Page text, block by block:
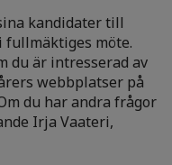
kandidater till
fullmäktiges möte.
du är intresserad av
webbplatser på
du har andra frågor
Irja Vaateri,